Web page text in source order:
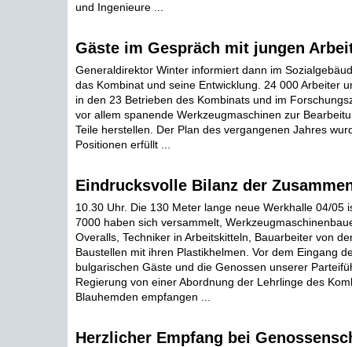
und Ingenieure ...
Gäste im Gespräch mit jungen
Generaldirektor Winter informiert dann im
das Kombinat und seine Entwicklung. 24 000 Arbeiter
in den 23 Betrieben des Kombinats und im
vor allem spanende Werkzeugmaschinen zur
Teile herstellen. Der Plan des vergangenen Jahres
Positionen erfüllt ...
Eindrucksvolle Bilanz der
10.30 Uhr. Die 130 Meter lange neue Werkhalle 04/05
7000 haben sich versammelt,
Overalls, Techniker in Arbeitskitteln, Bauarbeiter von
Baustellen mit ihren Plastikhelmen. Vor dem Eingang
bulgarischen Gäste und die Genossen unserer
Regierung von einer Abordnung der Lehrlinge des
Blauhemden empfangen ...
Herzlicher Empfang bei